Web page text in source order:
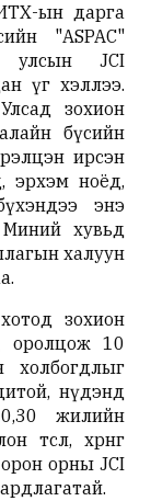
ын дарга
"ASPAC"
улсын JCI
үг хэллээ.
зохион
бүсийн
ирсэн
эрхэм ноёд,
энэ
хувьд
халуун
зохион
оролцож 10
холбогдлыг
нүдэнд
жилийн
хөрөнгө
орны JCI